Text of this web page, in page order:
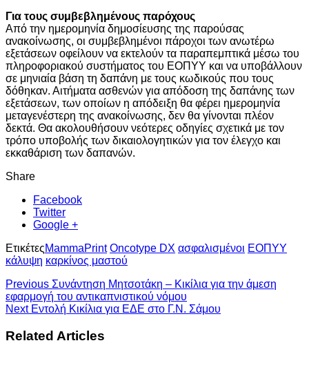
Για τους συμβεβλημένους παρόχους
Από την ημερομηνία δημοσίευσης της παρούσας
ανακοίνωσης, οι συμβεβλημένοι πάροχοι των ανωτέρω
εξετάσεων οφείλουν να εκτελούν τα παραπεμπτικά μέσω του
πληροφοριακού συστήματος του ΕΟΠΥΥ και να υποβάλλουν
σε μηνιαία βάση τη δαπάνη με τους κωδικούς που τους
δόθηκαν. Αιτήματα ασθενών για απόδοση της δαπάνης των
εξετάσεων, των οποίων η απόδειξη θα φέρει ημερομηνία
μεταγενέστερη της ανακοίνωσης, δεν θα γίνονται πλέον
δεκτά. Θα ακολουθήσουν νεότερες οδηγίες σχετικά με τον
τρόπο υποβολής των δικαιολογητικών για τον έλεγχο και
εκκαθάριση των δαπανών.
Share
Facebook
Twitter
Google +
ΕτικέτεςMammaPrint Oncotype DΧ ασφαλισμένοι ΕΟΠΥΥ
κάλυψη καρκίνος μαστού
Previous Συνάντηση Μητσοτάκη – Κικίλια για την άμεση
εφαρμογή του αντικαπνιστικού νόμου
NextΕντολή Κικίλια για ΕΔΕ στο Γ.Ν. Σάμου
Related Articles